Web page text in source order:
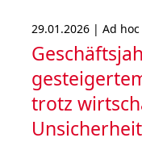
29.01.2026 | Ad hoc
trotz